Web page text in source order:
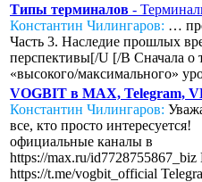
Типы терминалов -
Константин Чилингаров: …
Часть 3. Наследие прошлых
перспективы[/U [/B Сначала о
«высокого/максимального»
VOGBIT в MAX, Telegram,
Константин Чилингаров:
все, кто просто
официальные каналы в
https://max.ru/
https://t.me/vogbit_official